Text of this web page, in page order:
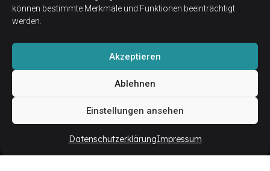
können bestimmte Merkmale und Funktionen beeinträchtigt
werden.
Akzeptieren
Ablehnen
Einstellungen ansehen
DatenschutzerklärungImpressum